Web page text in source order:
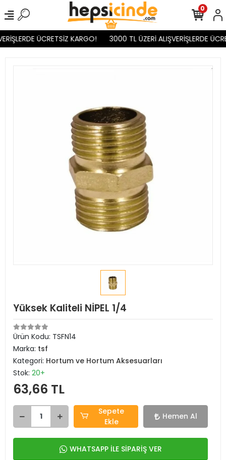
ÜCRETSİZ KARGO! 3000 TL ÜZERİ ALIŞVERİŞLERDE
0
Yüksek Kaliteli NİPEL 1/4
Ürün Kodu: TSFN14
Marka: tsf
Kategori: Hortum ve Hortum Aksesuarları
Stok: 20+
63,66 TL
Sepete
Ekle
Hemen Al
WHATSAPP İLE SİPARİŞ VER